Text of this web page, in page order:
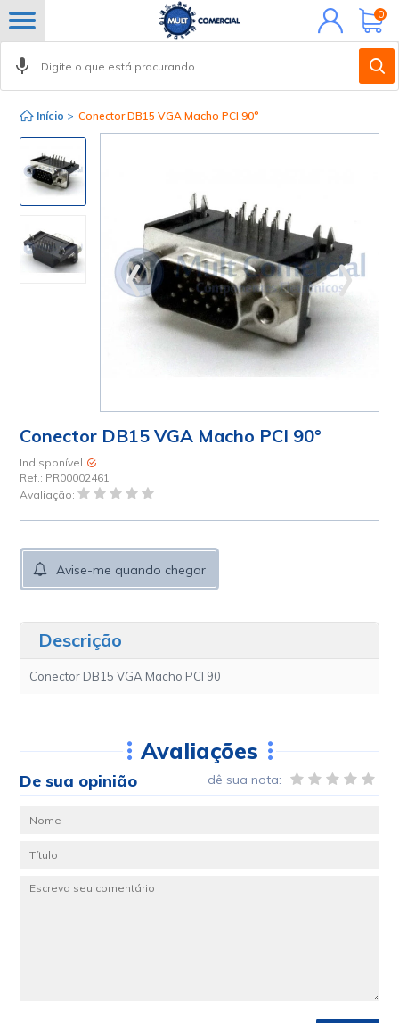
Minha
conta
0
Início > Conector DB15 VGA Macho PCI 90°
Conector DB15 VGA Macho PCI 90°
Indisponível
Ref.: PR00002461
Avaliação:
Avise-me quando chegar
Descrição
Conector DB15 VGA Macho PCI 90
Avaliações
De sua opinião dê sua nota: